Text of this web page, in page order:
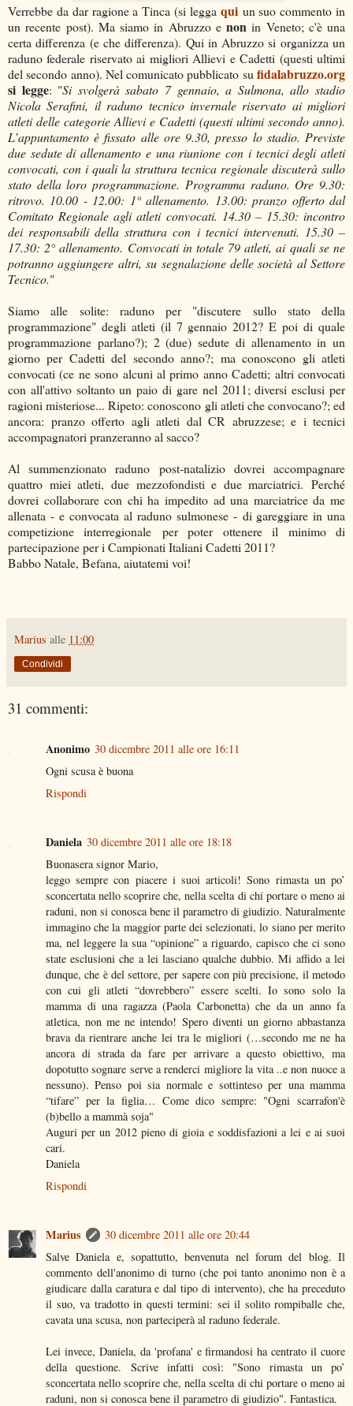
Verrebbe da dar ragione a Tinca (si legga quiun suo commento in
un recente post). Ma siamo in Abruzzo e non in Veneto; c'è una
certa differenza (e che differenza). Qui in Abruzzo si organizza un
raduno federale riservato ai migliori Allievi e Cadetti (questi ultimi
del secondo anno). Nel comunicato pubblicato su fidalabruzzo.org
si legge: "Si svolgerà sabato 7 gennaio, a Sulmona, allo stadio
Nicola Serafini, il raduno tecnico invernale riservato ai migliori
atleti delle categorie Allievi e Cadetti (questi ultimi secondo anno).
L’appuntamento è fissato alle ore 9.30, presso lo stadio. Previste
due sedute di allenamento e una riunione con i tecnici degli atleti
convocati, con i quali la struttura tecnica regionale discuterà sullo
stato della loro programmazione. Programma raduno. Ore 9.30:
ritrovo. 10.00 - 12.00: 1° allenamento. 13.00: pranzo offerto dal
Comitato Regionale agli atleti convocati. 14.30 – 15.30: incontro
dei responsabili della struttura con i tecnici intervenuti. 15.30 –
17.30: 2° allenamento. Convocati in totale 79 atleti, ai quali se ne
potranno aggiungere altri, su segnalazione delle società al Settore
Tecnico."
Siamo alle solite: raduno per "discutere sullo stato della
programmazione" degli atleti (il 7 gennaio 2012? E poi di quale
programmazione parlano?); 2 (due) sedute di allenamento in un
giorno per Cadetti del secondo anno?; ma conoscono gli atleti
convocati (ce ne sono alcuni al primo anno Cadetti; altri convocati
con all'attivo soltanto un paio di gare nel 2011; diversi esclusi per
ragioni misteriose... Ripeto: conoscono gli atleti che convocano?; ed
ancora: pranzo offerto agli atleti dal CR abruzzese; e i tecnici
accompagnatori pranzeranno al sacco?
Al summenzionato raduno post-natalizio dovrei accompagnare
quattro miei atleti, due mezzofondisti e due marciatrici. Perché
dovrei collaborare con chi ha impedito ad una marciatrice da me
allenata - e convocata al raduno sulmonese - di gareggiare in una
competizione interregionale per poter ottenere il minimo di
partecipazione per i Campionati Italiani Cadetti 2011?
Babbo Natale, Befana, aiutatemi voi!
Marius alle 11:00
Condividi
31 commenti:
Anonimo 30 dicembre 2011 alle ore 16:11
Ogni scusa è buona
Rispondi
Daniela 30 dicembre 2011 alle ore 18:18
Buonasera signor Mario,
leggo sempre con piacere i suoi articoli! Sono rimasta un po’
sconcertata nello scoprire che, nella scelta di chi portare o meno ai
raduni, non si conosca bene il parametro di giudizio. Naturalmente
immagino che la maggior parte dei selezionati, lo siano per merito
ma, nel leggere la sua “opinione” a riguardo, capisco che ci sono
state esclusioni che a lei lasciano qualche dubbio. Mi affido a lei
dunque, che è del settore, per sapere con più precisione, il metodo
con cui gli atleti “dovrebbero” essere scelti. Io sono solo la
mamma di una ragazza (Paola Carbonetta) che da un anno fa
atletica, non me ne intendo! Spero diventi un giorno abbastanza
brava da rientrare anche lei tra le migliori (…secondo me ne ha
ancora di strada da fare per arrivare a questo obiettivo, ma
dopotutto sognare serve a renderci migliore la vita ..e non nuoce a
nessuno). Penso poi sia normale e sottinteso per una mamma
“tifare” per la figlia… Come dico sempre: "Ogni scarrafon'è
(b)bello a mammà soja"
Auguri per un 2012 pieno di gioia e soddisfazioni a lei e ai suoi
cari.
Daniela
Rispondi
Marius
30 dicembre 2011 alle ore 20:44
Salve Daniela e, sopattutto, benvenuta nel forum del blog. Il
commento dell'anonimo di turno (che poi tanto anonimo non è a
giudicare dalla caratura e dal tipo di intervento), che ha preceduto
il suo, va tradotto in questi termini: sei il solito rompiballe che,
cavata una scusa, non parteciperà al raduno federale.
Lei invece, Daniela, da 'profana' e firmandosi ha centrato il cuore
della questione. Scrive infatti così: "Sono rimasta un po’
sconcertata nello scoprire che, nella scelta di chi portare o meno ai
raduni, non si conosca bene il parametro di giudizio". Fantastica.